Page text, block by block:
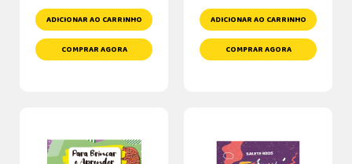
ADICIONAR AO CARRINHO
COMPRAR AGORA
ADICIONAR AO CARRINHO
COMPRAR AGORA